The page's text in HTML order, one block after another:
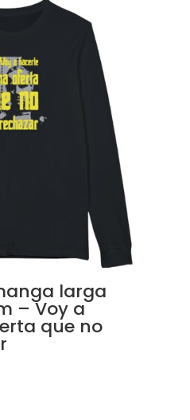
QUANTITY
larga
– Voy a
que no